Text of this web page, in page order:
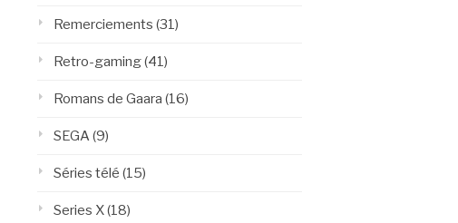
Remerciements (31)
Retro-gaming(41)
Romans de Gaara (16)
SEGA (9)
Séries télé (15)
Series X(18)